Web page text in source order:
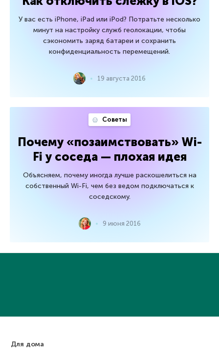
У вас есть iPhone, iPad или iPod? Потратьте несколько
минут на настройку служб геолокации, чтобы
сэкономить заряд батареи и сохранить
конфиденциальность перемещений.
19 августа 2016
Советы
Почему «позаимствовать» Wi-
Fi у соседа — плохая идея
Объясняем, почему иногда лучше раскошелиться на
собственный Wi-Fi, чем без ведом подключаться к
соседскому.
9 июня 2016
Для дома